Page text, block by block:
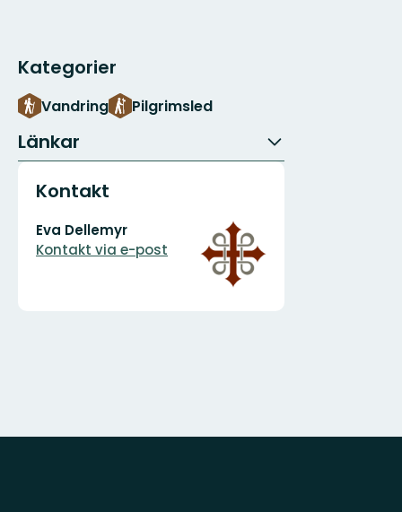
Kategorier
Vandring Pilgrimsled
Länkar
Kontakt
E-
postadress
Eva Dellemyr
Kontakt via e-post
Organisationens
logotyp